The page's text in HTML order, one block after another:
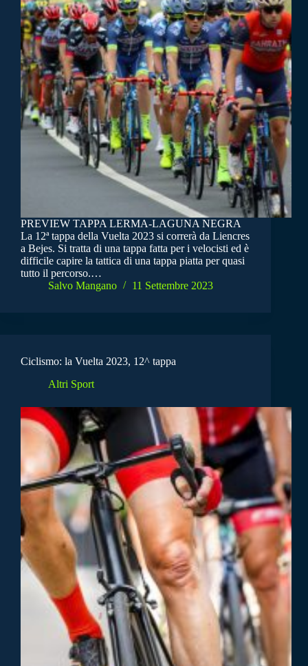
PREVIEW TAPPA LERMA-LAGUNA NEGRA
La 12ª tappa della Vuelta 2023 si correrà da Liencres
a Bejes. Si tratta di una tappa fatta per i velocisti ed è
difficile capire la tattica di una tappa piatta per quasi
tutto il percorso.…
Salvo Mangano
11 Settembre 2023
Ciclismo: la Vuelta 2023, 12^ tappa
Altri Sport